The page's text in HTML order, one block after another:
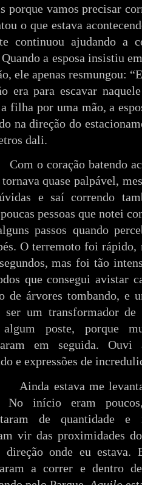
porque vamos precisar
o que estava
continuou ajudando a
a esposa insistiu
ele apenas resmungou:
era para escavar
filha por uma mão, a
na direção do
dali.
o coração batendo
tornava quase palpável,
e saí correndo
pessoas que notei
passos quando
O terremoto foi rápido,
mas foi tão
que consegui avistar
de árvores tombando, e
ser um transformador
algum poste, porque
em seguida. Ouvi
e expressões de
estava me
No início eram
de quantidade e
vir das proximidades
direção onde eu estava.
a correr e dentro